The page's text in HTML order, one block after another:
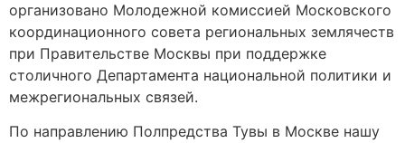
организовано Молодежной комиссией Московского
координационного совета региональных землячеств
при Правительстве Москвы при поддержке
столичного Департамента национальной политики и
межрегиональных связей.
По направлению Полпредства Тувы в Москве нашу